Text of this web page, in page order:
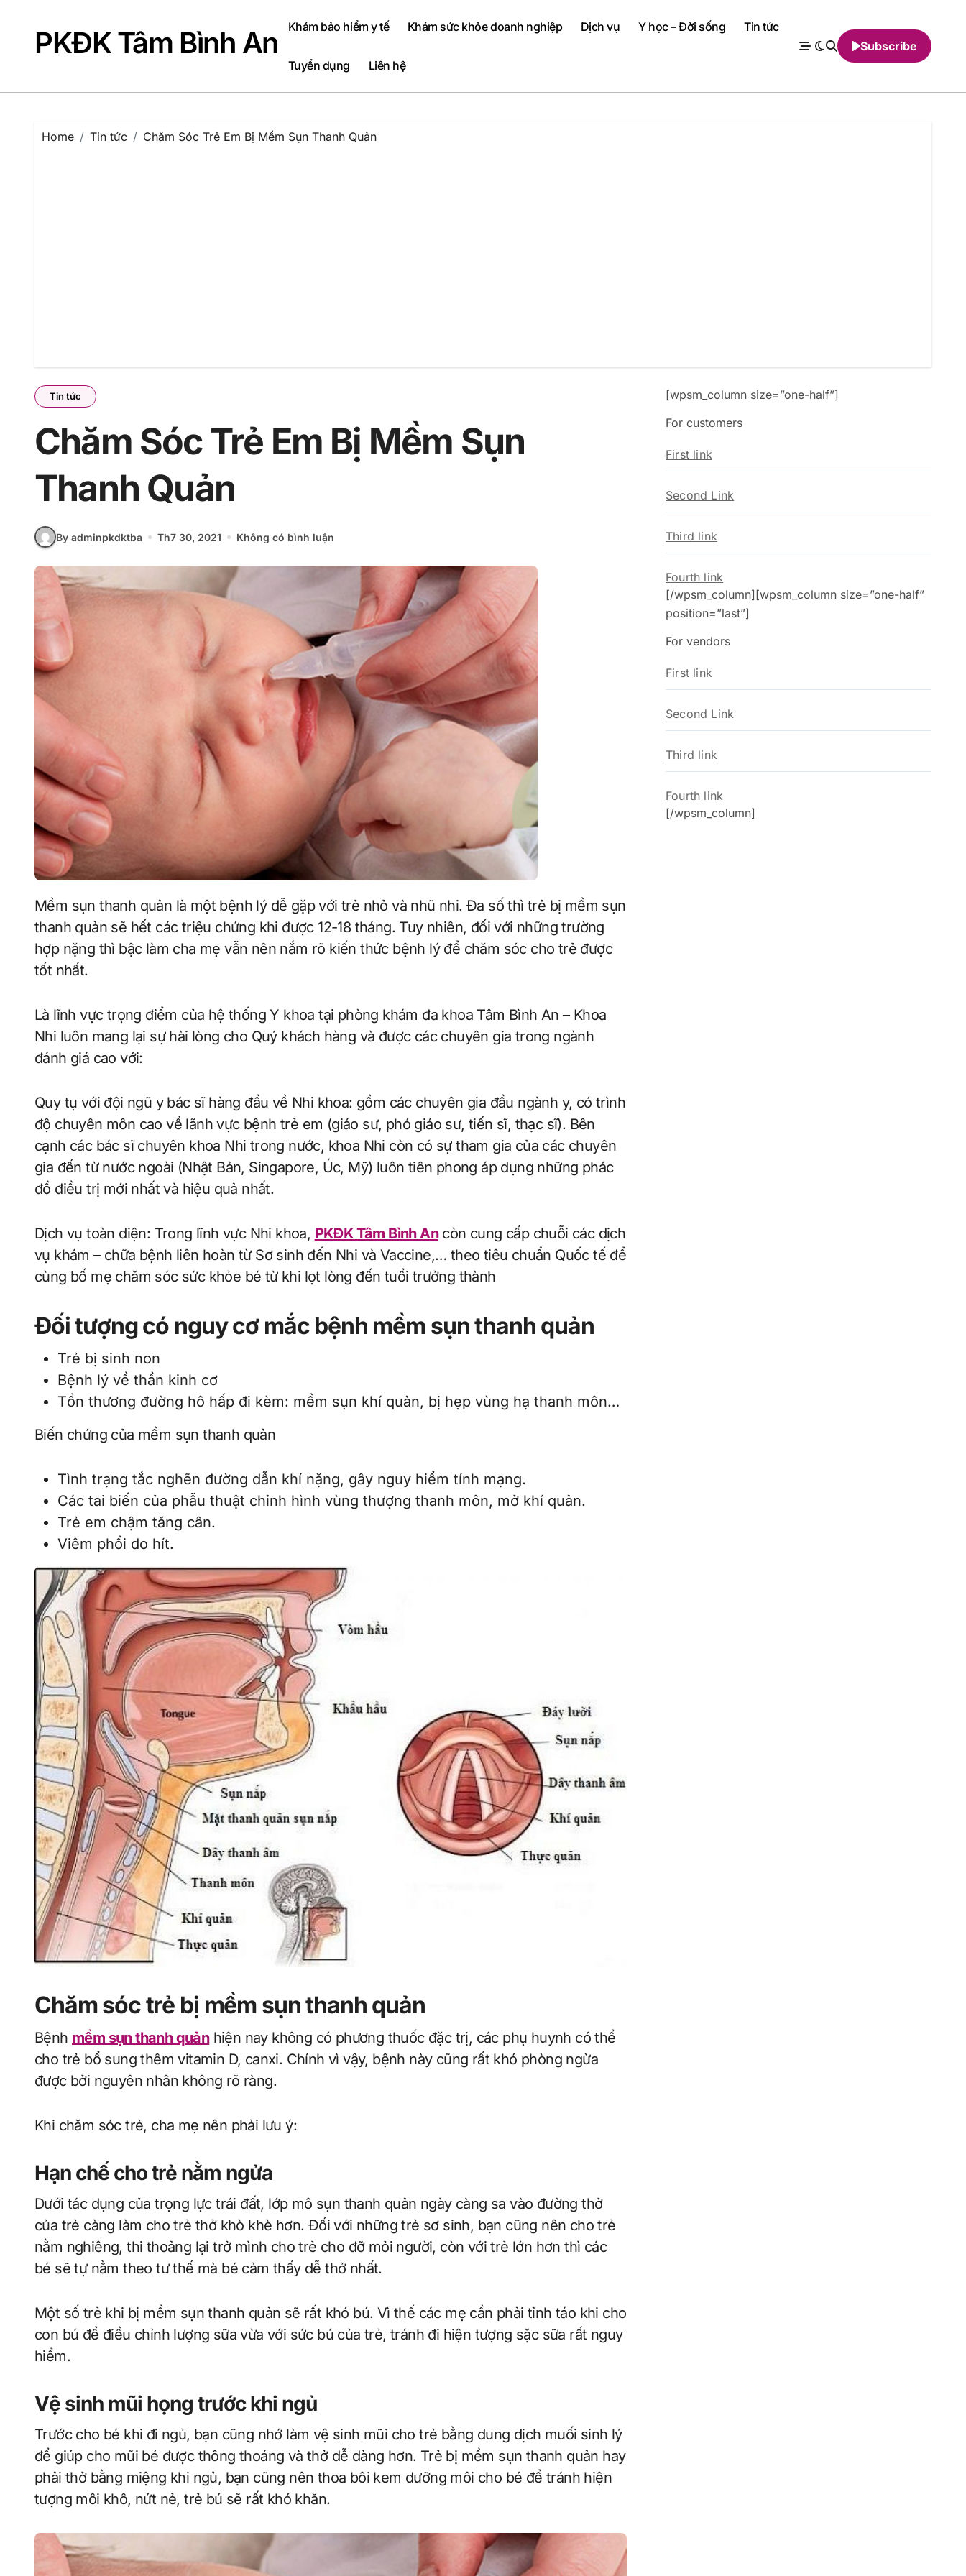
PKĐK Tâm Bình An Khám bảo hiểm y tế Khám sức khỏe doanh nghiệp Dịch vụ Y học – Đời sống Tin tức
Tuyển dụng Liên hệ
Subscribe
Home Tin tức Chăm Sóc Trẻ Em Bị Mềm Sụn Thanh Quản
Tin tức
Chăm Sóc Trẻ Em Bị Mềm Sụn
Thanh Quản
By adminpkdktba Th7 30, 2021 Không có bình luận
Mềm sụn thanh quản là một bệnh lý dễ gặp với trẻ nhỏ và nhũ nhi. Đa số thì trẻ bị mềm sụn
thanh quản sẽ hết các triệu chứng khi được 12-18 tháng. Tuy nhiên, đối với những trường
hợp nặng thì bậc làm cha mẹ vẫn nên nắm rõ kiến thức bệnh lý để chăm sóc cho trẻ được
tốt nhất.
Là lĩnh vực trọng điểm của hệ thống Y khoa tại phòng khám đa khoa Tâm Bình An – Khoa
Nhi luôn mang lại sự hài lòng cho Quý khách hàng và được các chuyên gia trong ngành
đánh giá cao với:
Quy tụ với đội ngũ y bác sĩ hàng đầu về Nhi khoa: gồm các chuyên gia đầu ngành y, có trình
độ chuyên môn cao về lãnh vực bệnh trẻ em (giáo sư, phó giáo sư, tiến sĩ, thạc sĩ). Bên
cạnh các bác sĩ chuyên khoa Nhi trong nước, khoa Nhi còn có sự tham gia của các chuyên
gia đến từ nước ngoài (Nhật Bản, Singapore, Úc, Mỹ) luôn tiên phong áp dụng những phác
đồ điều trị mới nhất và hiệu quả nhất.
Dịch vụ toàn diện: Trong lĩnh vực Nhi khoa, PKĐK Tâm Bình Ancòn cung cấp chuỗi các dịch
vụ khám – chữa bệnh liên hoàn từ Sơ sinh đến Nhi và Vaccine,… theo tiêu chuẩn Quốc tế để
cùng bố mẹ chăm sóc sức khỏe bé từ khi lọt lòng đến tuổi trưởng thành
Đối tượng có nguy cơ mắc bệnh mềm sụn thanh quản
Trẻ bị sinh non
Bệnh lý về thần kinh cơ
Tổn thương đường hô hấp đi kèm: mềm sụn khí quản, bị hẹp vùng hạ thanh môn…
Biến chứng của mềm sụn thanh quản
Tình trạng tắc nghẽn đường dẫn khí nặng, gây nguy hiểm tính mạng.
Các tai biến của phẫu thuật chỉnh hình vùng thượng thanh môn, mở khí quản.
Trẻ em chậm tăng cân.
Viêm phổi do hít.
Chăm sóc trẻ bị mềm sụn thanh quản
Bệnh mềm sụn thanh quảnhiện nay không có phương thuốc đặc trị, các phụ huynh có thể
cho trẻ bổ sung thêm vitamin D, canxi. Chính vì vậy, bệnh này cũng rất khó phòng ngừa
được bởi nguyên nhân không rõ ràng.
Khi chăm sóc trẻ, cha mẹ nên phải lưu ý:
Hạn chế cho trẻ nằm ngửa
Dưới tác dụng của trọng lực trái đất, lớp mô sụn thanh quản ngày càng sa vào đường thở
của trẻ càng làm cho trẻ thở khò khè hơn. Đối với những trẻ sơ sinh, bạn cũng nên cho trẻ
nằm nghiêng, thi thoảng lại trở mình cho trẻ cho đỡ mỏi người, còn với trẻ lớn hơn thì các
bé sẽ tự nằm theo tư thế mà bé cảm thấy dễ thở nhất.
Một số trẻ khi bị mềm sụn thanh quản sẽ rất khó bú. Vì thế các mẹ cần phải tỉnh táo khi cho
con bú để điều chỉnh lượng sữa vừa với sức bú của trẻ, tránh đi hiện tượng sặc sữa rất nguy
hiểm.
Vệ sinh mũi họng trước khi ngủ
Trước cho bé khi đi ngủ, bạn cũng nhớ làm vệ sinh mũi cho trẻ bằng dung dịch muối sinh lý
để giúp cho mũi bé được thông thoáng và thở dễ dàng hơn. Trẻ bị mềm sụn thanh quản hay
phải thở bằng miệng khi ngủ, bạn cũng nên thoa bôi kem dưỡng môi cho bé để tránh hiện
tượng môi khô, nứt nẻ, trẻ bú sẽ rất khó khăn.
[wpsm_column size=”one-half”]
For customers
First link
Second Link
Third link
Fourth link
[/wpsm_column][wpsm_column size=”one-half”
position=”last”]
For vendors
First link
Second Link
Third link
Fourth link
[/wpsm_column]